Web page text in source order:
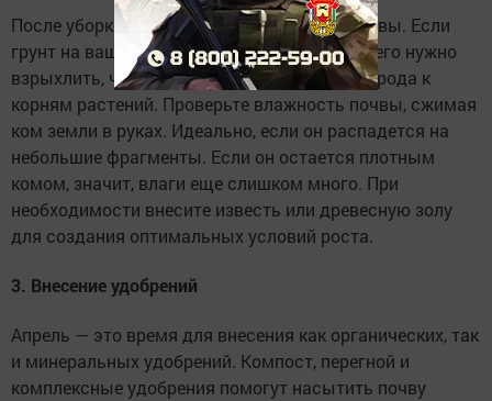
После уборки приступайте к подготовке почвы. Если
грунт на вашем участке слишком плотный, его нужно
взрыхлить, чтобы обеспечить доступ кислорода к
корням растений. Проверьте влажность почвы, сжимая
ком земли в руках. Идеально, если он распадется на
небольшие фрагменты. Если он остается плотным
комом, значит, влаги еще слишком много. При
необходимости внесите известь или древесную золу
для создания оптимальных условий роста.
3. Внесение удобрений
Апрель — это время для внесения как органических, так
и минеральных удобрений. Компост, перегной и
комплексные удобрения помогут насытить почву